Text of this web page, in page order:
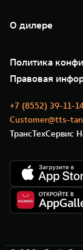
Корпоративным
Зарядные станции
Помощь на дороге
Новые цифровые
Сервис
Нулевое ТО
Моторные масла
О дилере
35 лет GWM
GWM ТЕХ ДЕНЬ
Новости
Политика
Правовая
+7 (8552) 39-11-
Customer@tts-
ТрансТехСервис